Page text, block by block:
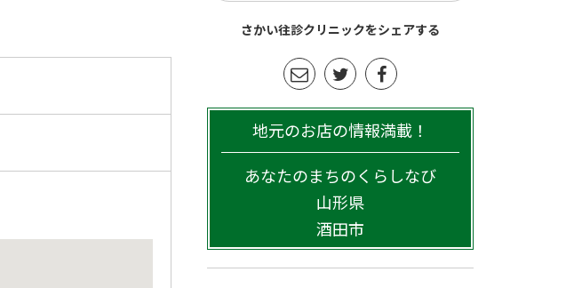
さかい往診クリニックをシェアする
地元のお店の情報満載！
あなたのまちのくらしなび
山形県
酒田市